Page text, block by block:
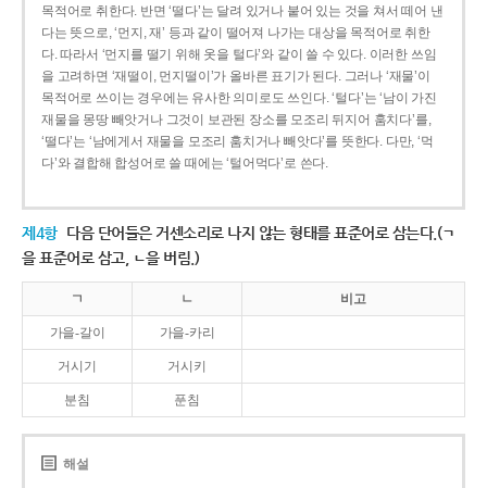
목적어로 취한다. 반면 ‘떨다’는 달려 있거나 붙어 있는 것을 쳐서 떼어 낸
다는 뜻으로, ‘먼지, 재’ 등과 같이 떨어져 나가는 대상을 목적어로 취한
다. 따라서 ‘먼지를 떨기 위해 옷을 털다’와 같이 쓸 수 있다. 이러한 쓰임
을 고려하면 ‘재떨이, 먼지떨이’가 올바른 표기가 된다. 그러나 ‘재물’이
목적어로 쓰이는 경우에는 유사한 의미로도 쓰인다. ‘털다’는 ‘남이 가진
재물을 몽땅 빼앗거나 그것이 보관된 장소를 모조리 뒤지어 훔치다’를,
‘떨다’는 ‘남에게서 재물을 모조리 훔치거나 빼앗다’를 뜻한다. 다만, ‘먹
다’와 결합해 합성어로 쓸 때에는 ‘털어먹다’로 쓴다.
제4항 다음 단어들은 거센소리로 나지 않는 형태를 표준어로 삼는다.(ㄱ
을 표준어로 삼고, ㄴ을 버림.)
ㄱ ㄴ 비고
가을-갈이 가을-카리
거시기 거시키
분침 푼침
해설